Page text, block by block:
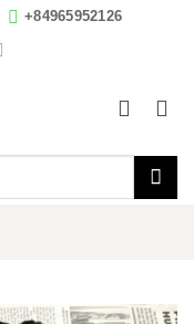
+84965952126